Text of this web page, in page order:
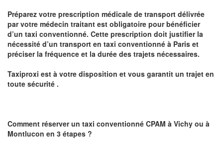
Préparez votre prescription médicale de transport délivrée
par votre médecin traitant est obligatoire pourbénéficier
d’un taxi conventionné. Cette prescription doit justifier la
nécessité d’un transport en taxi conventionné à Paris et
préciser la fréquence et la durée des trajets nécessaires.
Taxiproxi est à votre disposition et vous garantit un trajet en
toute sécurité .
Comment réserver un taxi conventionné CPAM à Vichy ou à
Montlucon en 3 étapes ?